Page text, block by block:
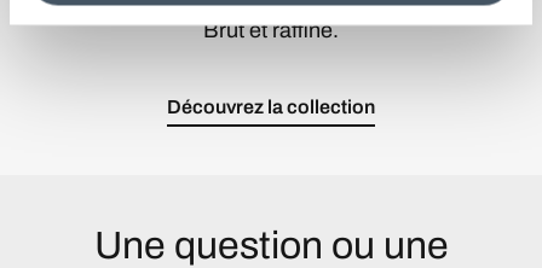
Brut et raffiné.
Découvrez la collection
Une question ou une